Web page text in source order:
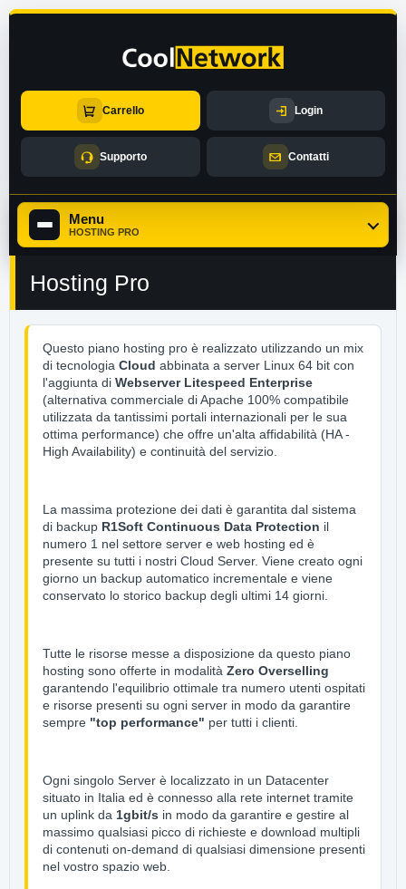
Carrello Login
Supporto Contatti
Menu
HOSTING PRO
Hosting Pro
Questo piano hosting pro è realizzato utilizzando un mix
di tecnologia Cloud abbinata a server Linux 64 bit con
l'aggiunta di Webserver Litespeed Enterprise
(alternativa commerciale di Apache 100% compatibile
utilizzata da tantissimi portali internazionali per le sua
ottima performance) che offre un'alta affidabilità (HA -
High Availability) e continuità del servizio.
La massima protezione dei dati è garantita dal sistema
di backup R1Soft Continuous Data Protection il
numero 1 nel settore server e web hosting ed è
presente su tutti i nostri Cloud Server. Viene creato ogni
giorno un backup automatico incrementale e viene
conservato lo storico backup degli ultimi 14 giorni.
Tutte le risorse messe a disposizione da questo piano
hosting sono offerte in modalità Zero Overselling
garantendo l'equilibrio ottimale tra numero utenti ospitati
e risorse presenti su ogni server in modo da garantire
sempre "top performance" per tutti i clienti.
Ogni singolo Server è localizzato in un Datacenter
situato in Italia ed è connesso alla rete internet tramite
un uplink da 1gbit/s in modo da garantire e gestire al
massimo qualsiasi picco di richieste e download multipli
di contenuti on-demand di qualsiasi dimensione presenti
nel vostro spazio web.